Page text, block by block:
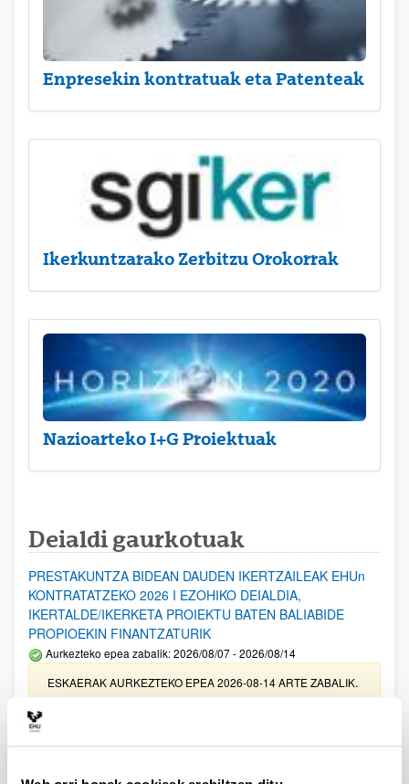
Enpresekin kontratuak eta Patenteak
Ikerkuntzarako Zerbitzu Orokorrak
Nazioarteko I+G Proiektuak
Deialdi gaurkotuak
PRESTAKUNTZA BIDEAN DAUDEN IKERTZAILEAK EHUn
KONTRATATZEKO 2026 I EZOHIKO DEIALDIA,
IKERTALDE/IKERKETA PROIEKTU BATEN BALIABIDE
PROPIOEKIN FINANTZATURIK
Aurkezteko epea zabalik: 2026/08/07 - 2026/08/14
ESKAERAK AURKEZTEKO EPEA 2026-08-14 ARTE ZABALIK.
UPV/EHUn Azpiegitura Zientifikoa eta Funts Bibliografikoak
erosi eta berritzeko laguntzak 2026